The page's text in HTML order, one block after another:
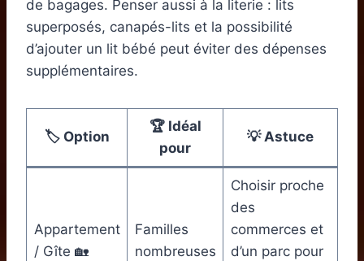
de bagages. Penser aussi à la literie : lits
superposés, canapés-lits et la possibilité
d’ajouter un lit bébé peut éviter des dépenses
supplémentaires.
🏷️ Option
🏆 Idéal
pour
💡 Astuce
Appartement
/ Gîte 🏡
Familles
nombreuses
Choisir proche
des
commerces et
d’un parc pour